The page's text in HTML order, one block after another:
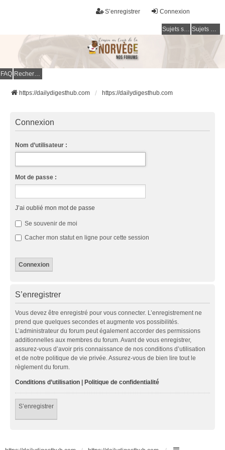
Connexion
S’enregistrer
Sujets sans réponse Sujets actifs
FAQ Rechercher
https://dailydigesthub.com https://dailydigesthub.com
Connexion
Nom d’utilisateur :
Mot de passe :
J’ai oublié mon mot de passe
Se souvenir de moi
Cacher mon statut en ligne pour cette session
S’enregistrer
Vous devez être enregistré pour vous connecter. L’enregistrement ne
prend que quelques secondes et augmente vos possibilités.
L’administrateur du forum peut également accorder des permissions
additionnelles aux membres du forum. Avant de vous enregistrer,
assurez-vous d’avoir pris connaissance de nos conditions d’utilisation
et de notre politique de vie privée. Assurez-vous de bien lire tout le
règlement du forum.
Conditions d’utilisation Politique de confidentialité
S’enregistrer